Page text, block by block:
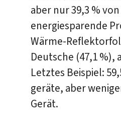
aber nur 39,3 %
energiesparende
Wärme-
Deutsche (47,1
Letztes Beispiel:
geräte, aber
Gerät.